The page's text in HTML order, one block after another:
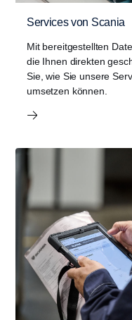
Services von Scania
Mit bereitgestellten
die Ihnen direkten
Sie, wie Sie unsere
umsetzen können.